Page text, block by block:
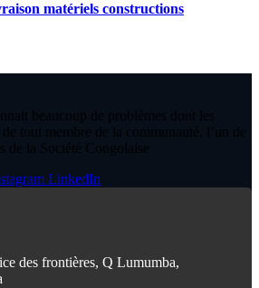
matériels constructions
beaucoup de problèmes dont les
tout membre de la communauté, l’un de
de la Société Congolaise
LinkedIn
des frontières, Q Lumumba,